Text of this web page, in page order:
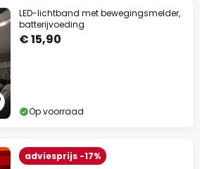
LED-lichtband met bewegingsmelder,
batterijvoeding
€ 15,90
Op voorraad
adviesprijs -17%